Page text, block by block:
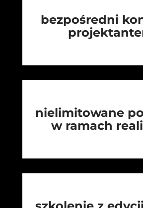
bezpośredni
nielimitowane
w ramach